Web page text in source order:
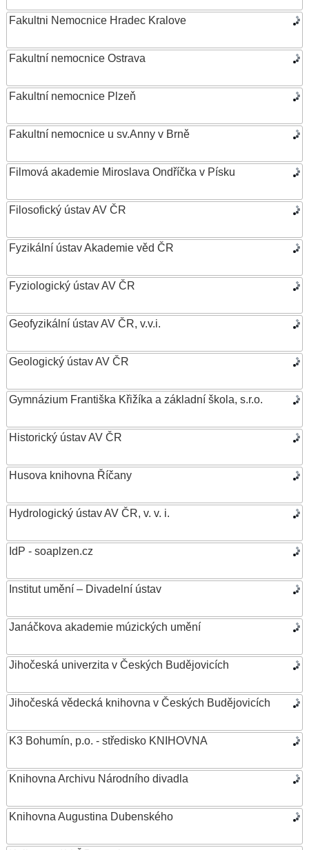
Fakultni Nemocnice Hradec Kralove
Fakultní nemocnice Ostrava
Fakultní nemocnice Plzeň
Fakultní nemocnice u sv.Anny v Brně
Filmová akademie Miroslava Ondříčka v Písku
Filosofický ústav AV ČR
Fyzikální ústav Akademie věd ČR
Fyziologický ústav AV ČR
Geofyzikální ústav AV ČR, v.v.i.
Geologický ústav AV ČR
Gymnázium Františka Křižíka a základní škola, s.r.o.
Historický ústav AV ČR
Husova knihovna Říčany
Hydrologický ústav AV ČR, v. v. i.
IdP - soaplzen.cz
Institut umění – Divadelní ústav
Janáčkova akademie múzických umění
Jihočeská univerzita v Českých Budějovicích
Jihočeská vědecká knihovna v Českých Budějovicích
K3 Bohumín, p.o. - středisko KNIHOVNA
Knihovna Archivu Národního divadla
Knihovna Augustina Dubenského